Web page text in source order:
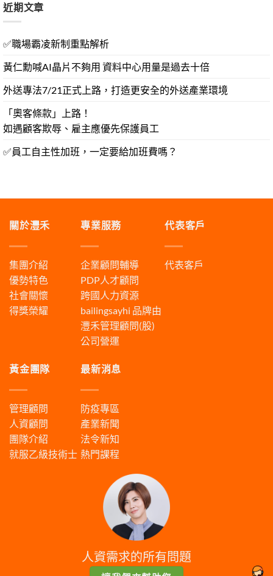
近期文章
✅職場霸凌新制重點解析
黃仁勳喊AI晶片不夠用 資料中心用量是過去十倍
外送專法7/21正式上路，打造更安全的外送產業環境
「奧客條款」上路！
如遇顧客欺辱、雇主應優先保護員工
✅員工自主性加班，一定要給加班費嗎？
關於灃禾
集團介紹
優勢特色
社會關懷
得獎榮耀
專業服務
企業顧問輔導
PDP人才顧問
跨國人力資源
bailingsayhi 品牌由
灃禾管理顧問(股)
公司營運
代表客戶
代表客戶
黃金團隊
管理顧問
人資顧問
團隊介紹
就服乙級技術士
最新消息
防疫專區
產業新聞
法令新知
熱門課程
人資需求的所有問題